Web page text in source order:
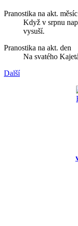
Pranostika na akt. měsíc
Když v srpnu
vysuší.
Pranostika na akt. den
Na svatého
Další